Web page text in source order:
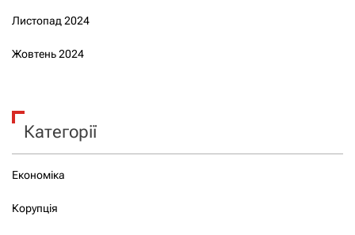
Листопад 2024
Жовтень 2024
Категорії
Економіка
Корупція